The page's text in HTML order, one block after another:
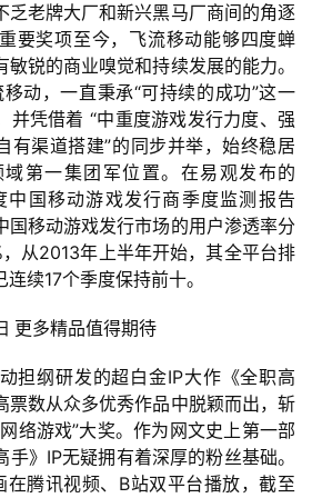
乏老牌大厂和新兴黑马厂商间的角逐
要奖项至今，飞流移动能够四度蝉
锐的商业嗅觉和持续发展的能力。
动，一直秉承“可持续的成功”这一
并凭借着 “中重度游戏发行力度、强
有渠道搭建”的同步并举，始终稳居
第一集团军位置。在易观发布的
中国移动游戏发行商季度监测报告
国移动游戏发行市场的用户渗透率分
从2013年上半年开始，其全平台排
续17个季度保持前十。
更多精品值得期待
担纲研发的超白金IP大作《全职高
票数从众多优秀作品中脱颖而出，斩
络游戏”大奖。作为网文史上第一部
》IP无疑拥有着深厚的粉丝基础。
腾讯视频、B站双平台播放，截至